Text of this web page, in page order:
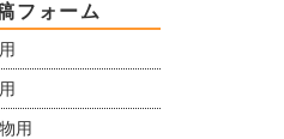
フォーム
用